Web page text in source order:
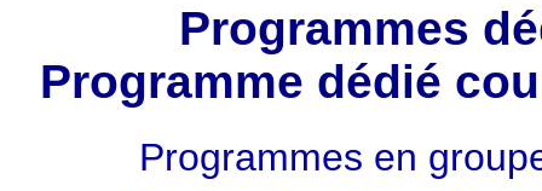
Programmes
Programme dédié
Programmes en